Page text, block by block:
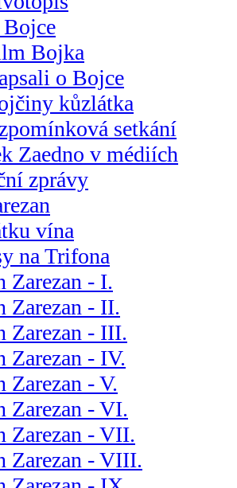
Bojce
Bojka
o Bojce
kůzlátka
setkání
Zaedno v médiích
zprávy
vína
na Trifona
Zarezan - I.
Zarezan - II.
Zarezan - III.
Zarezan - IV.
Zarezan - V.
Zarezan - VI.
Zarezan - VII.
Zarezan - VIII.